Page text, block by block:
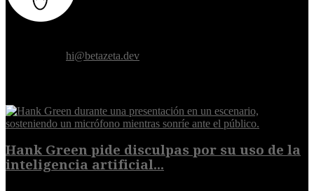
hi@betazeta.dev
Hank Green pide disculpas por su uso de la
inteligencia artificial...